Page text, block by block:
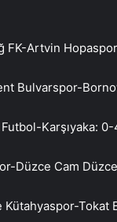
FK-Artvin
Bulvarspor-
Karşıyaka: 0-
Düzce Cam
Kütahyaspor-